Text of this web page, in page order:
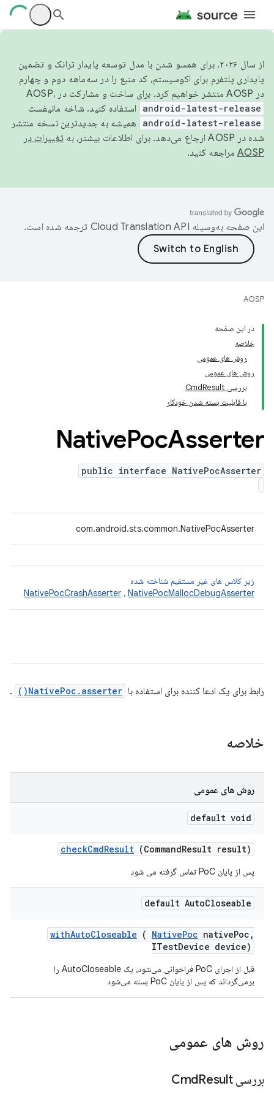
از سال ۲۰۲۶، برای همسو شدن با مدل توسعه پایدار ترانک و تضمین
پایداری پلتفرم برای اکوسیستم، کد منبع را در سه‌ماهه دوم و چهارم
در AOSP منتشر خواهیم کرد. برای ساخت و مشارکت در AOSP،
android-latest-release استفاده کنید. شاخه مانیفست
android-latest-release
همیشه به جدیدترین نسخه منتشر
شده در AOSP ارجاع می‌دهد. برای اطلاعات بیشتر، به
تغییرات در
AOSP مراجعه کنید.
این صفحه به‌وسیله ترجمه شده است.
AOSP
در این صفحه
خلاصه
روش های عمومی
روش های عمومی
بررسی CmdResult
با قابلیت بسته شدن خودکار
NativePocAsserter
public interface NativePocAsserter
com.android.sts.common.NativePocAsserter
زیر کلاس های غیر مستقیم شناخته شده
NativePocCrashAsserter ، NativePocMallocDebugAsserter
رابط برای یک ادعا کننده برای استفاده با NativePoc.asserter()
.
خلاصه
روش های عمومی
default void
checkCmdResult (CommandResult result)
پس از پایان PoC تماس گرفته می شود
default AutoCloseable
withAutoCloseable ( NativePoc nativePoc ,
ITestDevice device)
قبل از اجرای PoC فراخوانی می‌شود، یک AutoCloseable را
برمی‌گرداند که پس از پایان PoC بسته می‌شود
روش های عمومی
بررسی CmdResult